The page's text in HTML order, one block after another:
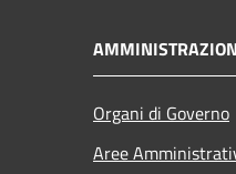
Organi di Governo
Aree